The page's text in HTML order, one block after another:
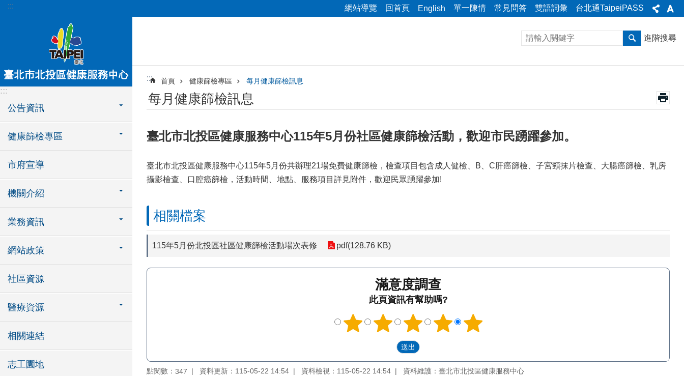
跳到主要內容區塊
::: 網站導覽 回首頁 English 單一陳情 常見問答 雙語詞彙 台北通TaipeiPASS
:::
公告資訊
健康篩檢專區
市府宣導
機關介紹
業務資訊
網站政策
社區資源
醫療資源
相關連結
志工園地
進階搜尋
::: 首頁 健康篩檢專區 每月健康篩檢訊息
每月健康篩檢訊息
臺北市北投區健康服務中心115年5月份社區健康篩檢活動，歡迎市民踴躍參加。
臺北市北投區健康服務中心115年5月份共辦理21場免費健康篩檢，檢查項目包含成人健檢、B、C肝癌篩檢、子宮頸抹片檢查、大腸癌篩檢、乳房
攝影檢查、口腔癌篩檢，活動時間、地點、服務項目詳見附件，歡迎民眾踴躍參加!
相關檔案
115年5月份北投區社區健康篩檢活動場次表修 pdf(128.76 KB)
滿意度調查
此頁資訊有幫助嗎?
點閱數： 347 資料更新：115-05-22 14:54 資料檢視：115-05-22 14:54 資料維護：臺北市北投區健康服務中心